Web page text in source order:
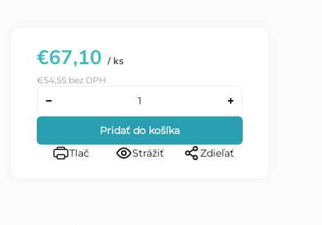
€67,10 / ks
€54,55 bez DPH
Pridať do košíka
Tlač
Strážiť Zdieľať